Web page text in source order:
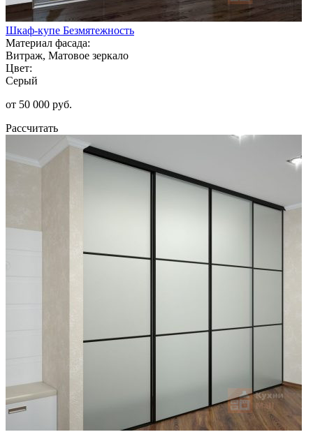
Шкаф-купе Безмятежность
Материал фасада:
Витраж, Матовое зеркало
Цвет:
Серый
от 50 000 руб.
Рассчитать